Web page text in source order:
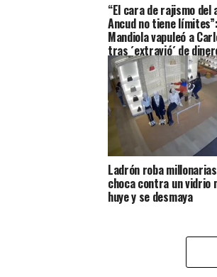
“El cara de rajismo del
Ancud no tiene
Mandiola vapuleó a
tras ´extravió´ de
profesores
Ladrón roba
choca contra un vidrio
huye y se desmaya